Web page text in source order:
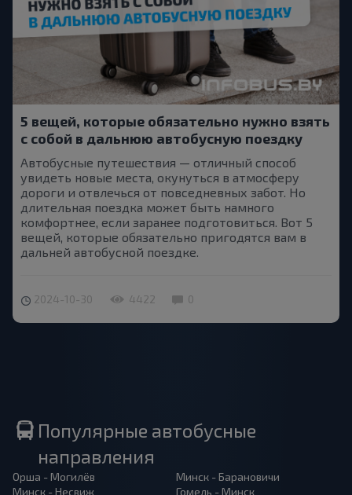
5 вещей, которые обязательно нужно взять
с собой в дальнюю автобусную поездку
Автобусные путешествия — отличный способ
увидеть новые места, окунуться в атмосферу
дороги и отвлечься от повседневных забот. Но
длительная поездка может быть намного
комфортнее, если заранее подготовиться. Вот 5
вещей, которые обязательно пригодятся вам в
дальней автобусной поездке.
2024-10-30 4422 0
Популярные автобусные
направления
Орша - Могилёв
Минск - Несвиж
Минск - Барановичи
Гомель - Минск